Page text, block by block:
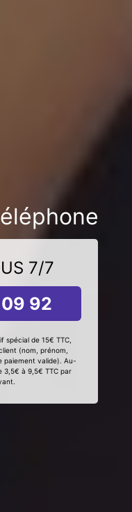
7/7
92
spécial de 15€ TTC,
(nom, prénom,
paiement valide). Au-
3,5€ à 9,5€ TTC par